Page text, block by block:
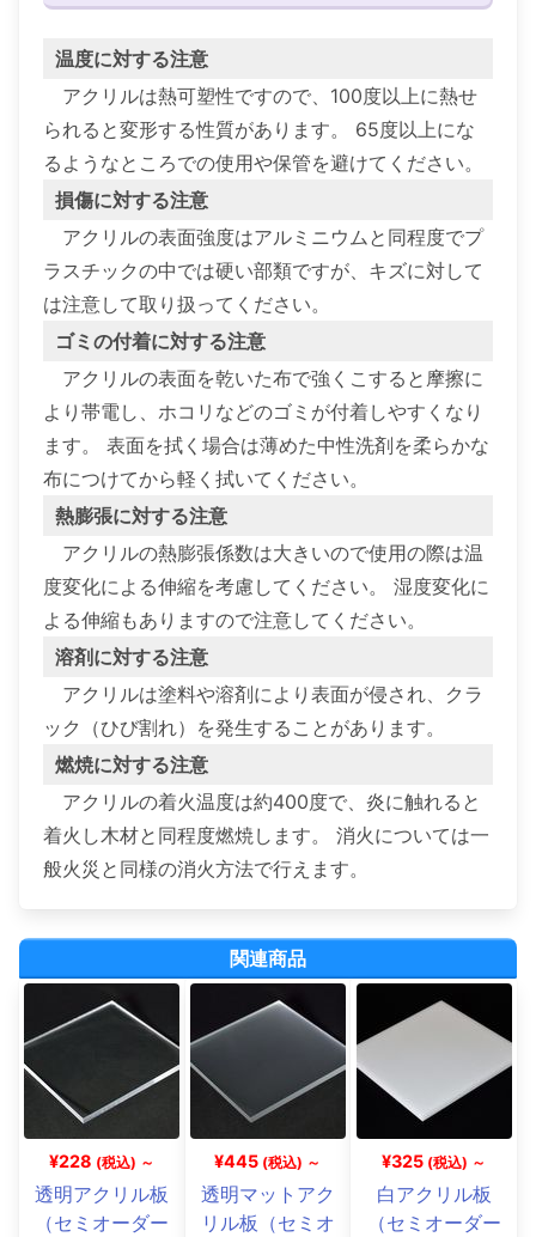
温度に対する注意
アクリルは熱可塑性ですので、100度以上に熱せ
られると変形する性質があります。 65度以上にな
るようなところでの使用や保管を避けてください。
損傷に対する注意
アクリルの表面強度はアルミニウムと同程度でプ
ラスチックの中では硬い部類ですが、キズに対して
は注意して取り扱ってください。
ゴミの付着に対する注意
アクリルの表面を乾いた布で強くこすると摩擦に
より帯電し、ホコリなどのゴミが付着しやすくなり
ます。 表面を拭く場合は薄めた中性洗剤を柔らかな
布につけてから軽く拭いてください。
熱膨張に対する注意
アクリルの熱膨張係数は大きいので使用の際は温
度変化による伸縮を考慮してください。 湿度変化に
よる伸縮もありますので注意してください。
溶剤に対する注意
アクリルは塗料や溶剤により表面が侵され、クラ
ック（ひび割れ）を発生することがあります。
燃焼に対する注意
アクリルの着火温度は約400度で、炎に触れると
着火し木材と同程度燃焼します。 消火については一
般火災と同様の消火方法で行えます。
関連商品
¥228 (税込) ～
透明アクリル板
（セミオーダー
¥445 (税込) ～
透明マットアク
リル板（セミオ
¥325 (税込) ～
白アクリル板
（セミオーダー